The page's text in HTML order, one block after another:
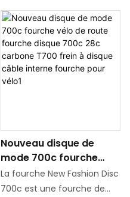
Front Fork is a front fork
designed specifically for
modern high-performance
bicycles, integrating carbon
technology with disc brake
system, providing cycling
responsive control
experience
Nouveau disque de
mode 700c fourche
vélo de route fourche
disque 700c 28c
La fourche New Fashion Disc
700c est une fourche de